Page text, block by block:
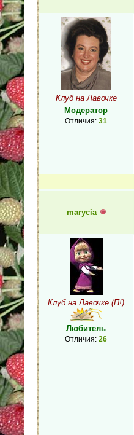
Клуб на Лавочке
Модератор
Отличия: 31
marycia
Клуб на Лавочке (П!)
Любитель
Отличия: 26